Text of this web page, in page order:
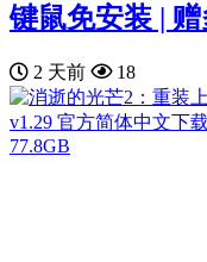
键鼠免安装 |
2 天前 18